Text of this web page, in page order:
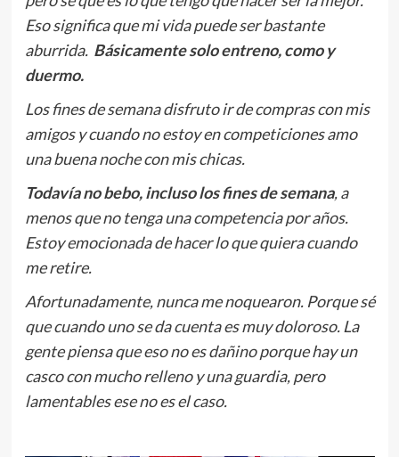
Eso significa que mi vida puede ser bastante
aburrida. Básicamente solo entreno, como y
duermo.
Los fines de semana disfruto ir de compras con mis
amigos y cuando no estoy en competiciones amo
una buena noche con mis chicas.
Todavía no bebo, incluso los fines de semana, a
menos que no tenga una competencia por años.
Estoy emocionada de hacer lo que quiera cuando
me retire.
Afortunadamente, nunca me noquearon. Porque sé
que cuando uno se da cuenta es muy doloroso. La
gente piensa que eso no es dañino porque hay un
casco con mucho relleno y una guardia, pero
lamentables ese no es el caso.